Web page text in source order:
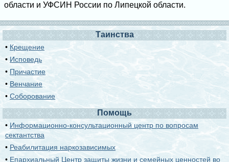
области и УФСИН России по Липецкой области.
Таинства
• Крещение
• Исповедь
• Причастие
• Венчание
•Соборование
Помощь
• Информационно-консультационный центр по вопросам
сектантства
• Реабилитация наркозависимых
• Епархиальный Центр защиты жизни и семейных ценностей во